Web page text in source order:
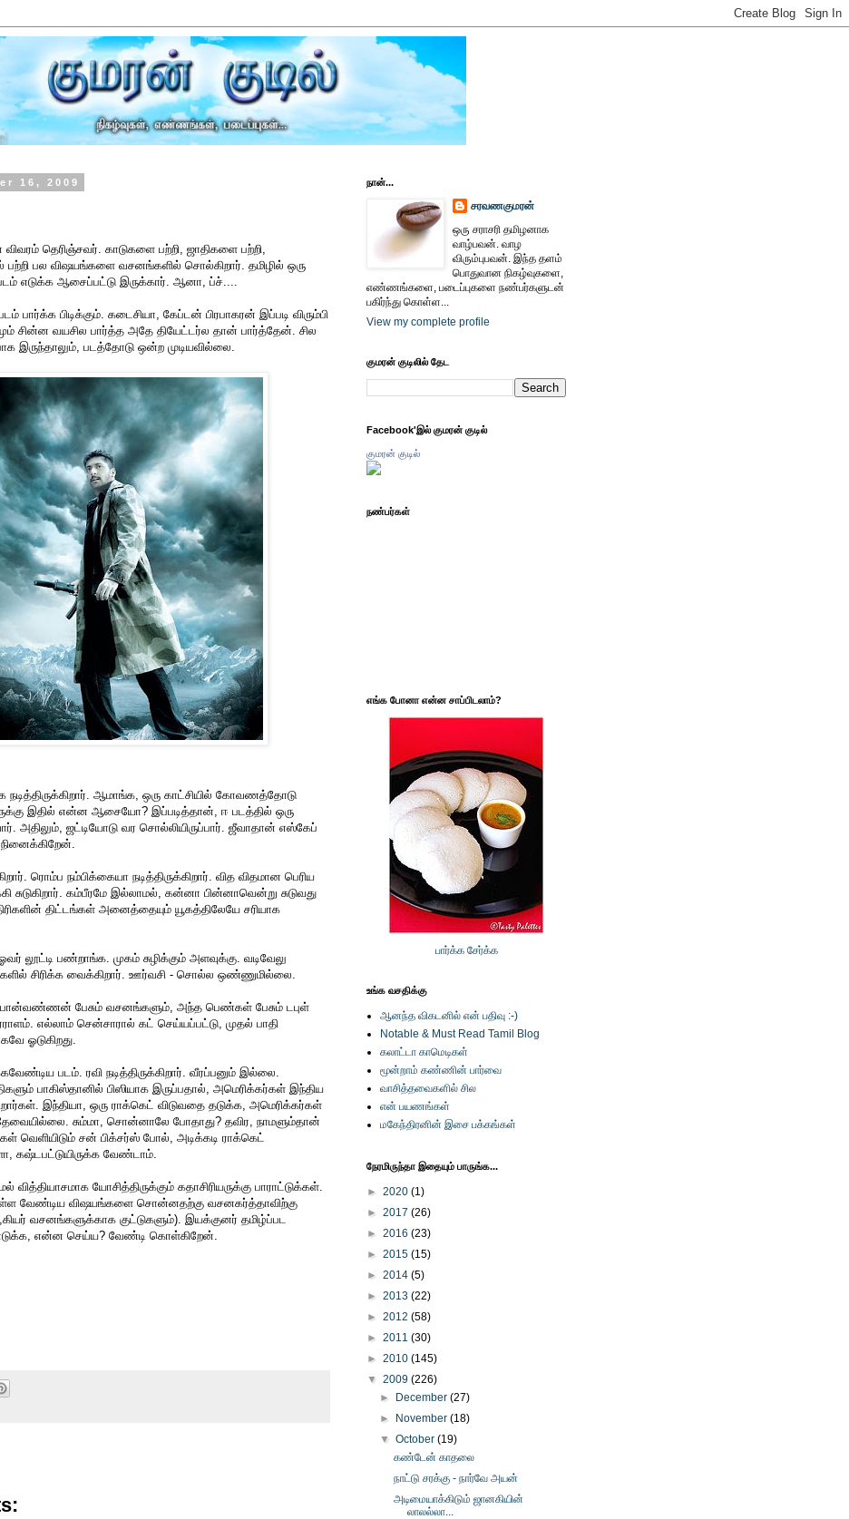
16, 2009
தெரிஞ்சவர். காடுகளை பற்றி, ஜாதிகளை பற்றி,
பற்றி பல விஷயங்களை வசனங்களில் சொல்கிறார். தமிழில் ஒரு
எடுக்க ஆசைப்பட்டு இருக்கார். ஆனா, ப்ச்....
பார்க்க பிடிக்கும். கடைசியா, கேப்டன் பிரபாகரன் இப்படி விரும்பி
சின்ன வயசில பார்த்த அதே தியேட்டர்ல தான் பார்த்தேன். சில
இருந்தாலும், படத்தோடு ஒன்ற முடியவில்லை.
நடித்திருக்கிறார். ஆமாங்க, ஒரு காட்சியில் கோவணத்தோடு
இதில் என்ன ஆசையோ? இப்படித்தான், ஈ படத்தில் ஒரு
அதிலும், ஜட்டியோடு வர சொல்லியிருப்பார். ஜீவாதான் எஸ்கேப்
ரொம்ப நம்பிக்கையா நடித்திருக்கிறார். வித விதமான பெரிய
சுடுகிறார். கம்பீரமே இல்லாமல், கன்னா பின்னாவென்று சுடுவது
திட்டங்கள் அனைத்தையும் யூகத்திலேயே சரியாக
பண்றாங்க. முகம் சுழிக்கும் அளவுக்கு. வடிவேலு
சிரிக்க வைக்கிறார். ஊர்வசி - சொல்ல ஒண்ணுமில்லை.
பொன்வண்ணன் பேசும் வசனங்களும், அந்த பெண்கள் பேசும் டபுள்
எல்லாம் சென்சாரால் கட் செய்யப்பட்டு, முதல் பாதி
ஓடுகிறது.
படம். ரவி நடித்திருக்கிறார். வீரப்பனும் இல்லை.
பாகிஸ்தானில் பிஸியாக இருப்பதால், அமெரிக்கர்கள் இந்திய
இந்தியா, ஒரு ராக்கெட் விடுவதை தடுக்க, அமெரிக்கர்கள்
சும்மா, சொன்னாலே போதாது? தவிர, நாமளும்தான்
வெளியிடும் சன் பிக்சர்ஸ் போல், அடிக்கடி ராக்கெட்
கஷ்டபட்டுயிருக்க வேண்டாம்.
யோசித்திருக்கும் கதாசிரியருக்கு பாராட்டுக்கள்.
வேண்டிய விஷயங்களை சொன்னதற்கு வசனகர்த்தாவிற்கு
வசனங்களுக்காக குட்டுகளும்). இயக்குனர் தமிழ்ப்பட
என்ன செய்ய? வேண்டி கொள்கிறேன்.
நான்...
சரவணகுமரன்
ஒரு சராசரி தமிழனாக
வாழ்பவன். வாழ
விரும்புபவன். இந்த தளம்
பொதுவான நிகழ்வுகளை,
எண்ணங்களை, படைப்புகளை நண்பர்களுடன்
பகிர்ந்து கொள்ள...
View my complete profile
குமரன் குடிலில் தேட
Facebook'இல் குமரன் குடில்
குமரன் குடில்
நண்பர்கள்
எங்க போனா என்ன சாப்பிடலாம்?
பார்க்க சேர்க்க
உங்க வசதிக்கு
ஆனந்த விகடனில் என் பதிவு :-)
Notable & Must Read Tamil Blog
கலாட்டா காமெடிகள்
மூன்றாம் கண்ணின் பார்வை
வாசித்தவைகளில் சில
என் பயணங்கள்
மகேந்திரனின் இசை பக்கங்கள்
நேரமிருந்தா இதையும் பாருங்க...
► 2020 (1)
► 2017 (26)
► 2016 (23)
► 2015 (15)
► 2014 (5)
► 2013 (22)
► 2012 (58)
► 2011 (30)
► 2010 (145)
▼ 2009 (226)
►
December(27)
►
November(18)
▼October(19)
கண்டேன் காதலை
நாட்டு சரக்கு - நார்வே அயன்
அடிமையாக்கிடும் ஜானகியின்
லாலல்லா...